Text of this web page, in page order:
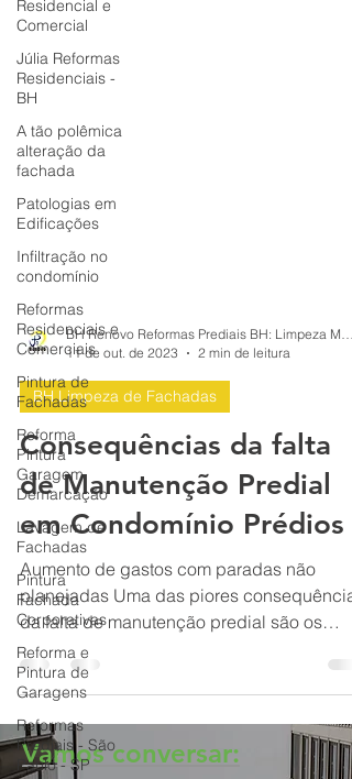
Residencial e
Comercial
Júlia Reformas
Residenciais -
BH
A tão polêmica
alteração da
fachada
Patologias em
Edificações
Infiltração no
condomínio
Reformas
Residenciais e
Comerciais
Pintura de
Fachadas
Reforma
Pintura
Garagem
Demarcação
Lavagem de
Fachadas
Pintura
Fachada
Corporativas
Reforma e
Pintura de
Garagens
Reformas
Prediais - São
Paulo - SP
11 de out. de 2023
2 min de leitura
BH Limpeza de Fachadas
Consequências da falta
de Manutenção Predial
em Condomínio Prédios
Aumento de gastos com paradas não
planejadas Uma das piores
da falta de manutenção predial são os
gastos não previstos com...